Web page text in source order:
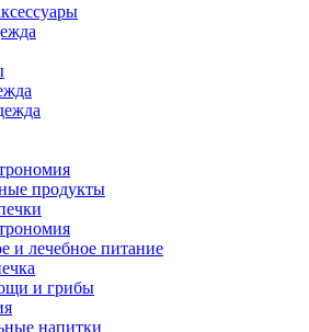
продукты
и лечебное питание
и грибы
напитки